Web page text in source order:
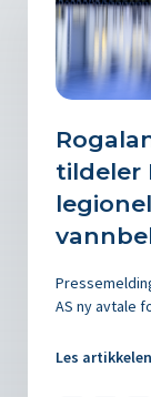
tildeler
AS ny avtale
Les artikkelen